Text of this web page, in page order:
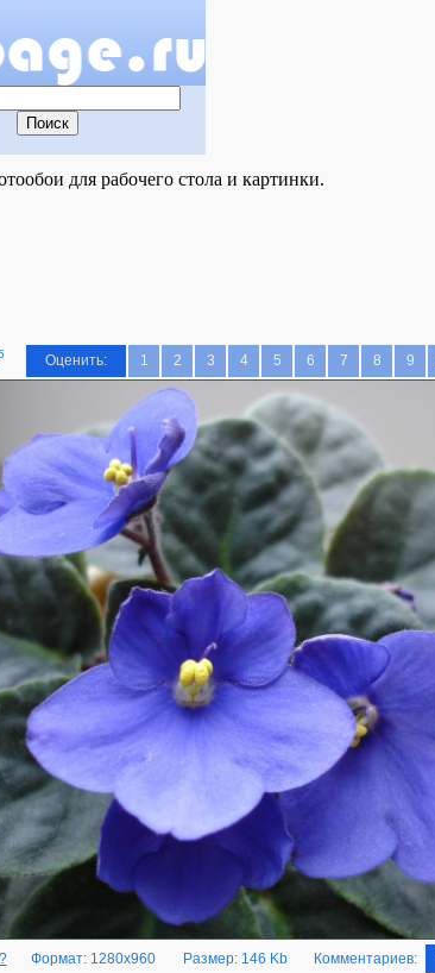
для рабочего стола и картинки.
Оценить: 1 2 3 4 5 6 7 8 9
Формат: 1280x960 Размер: 146 Kb Комментариев: